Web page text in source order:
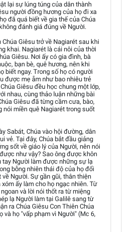
lại sự lúng túng của dân thành
người đồng hương của họ đi xa
đã quá biết về gia thế của Chúa
đánh giá đúng về Người.
Giêsu trở về Nagiarét sau khi
khai. Nagiarét là cái nôi của thời
Giêsu. Nơi ấy có gia đình, bà
bạn bè, quê hương, nên khi
biết ngay. Trong số họ có người
được mẹ ẵm như bao nhiêu trẻ
Giêsu đều học chung một lớp,
nhau, cùng thảo luận những bài
Giêsu đã từng cầm cưa, bào,
nói miền quê Nagiarét trong suốt
Sabát, Chúa vào hội đường, dân
vẻ. Tại đây, Chúa bắt đầu giảng
sốt về giáo lý của Người, nên nói
như vậy? Sao ông được khôn
tay Người làm được những sự lạ
bỗng nhiên thái độ của họ đổi
Người. Sự gần gũi, thân thiện
ấy làm cho họ ngạc nhiên. Từ
và lời nói thốt ra từ miệng
lạ Người làm tại Galilê sang từ
ra Chúa Giêsu Con Thiên Chúa
và họ "vấp phạm vì Người" (Mc 6,